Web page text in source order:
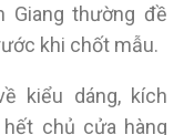
Giang thường đề
khi chốt mẫu.
kiểu dáng, kích
chủ cửa hàng